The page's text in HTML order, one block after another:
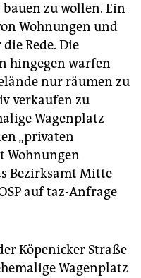
zu wollen. Ein
Wohnungen und
Rede. Die
hingegen warfen
nur räumen zu
verkaufen zu
Wagenplatz
„privaten
Wohnungen
Bezirksamt Mitte
auf taz-Anfrage
Köpenicker Straße
Wagenplatz